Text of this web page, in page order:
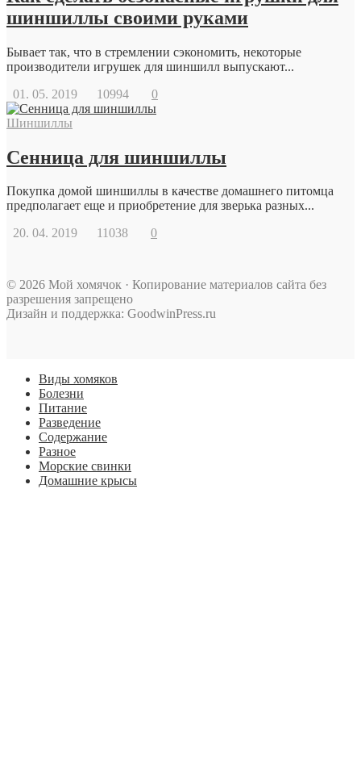
шиншиллы своими руками
Бывает так, что в стремлении сэкономить, некоторые
производители игрушек для шиншилл выпускают...
01. 05. 2019
10994 0
Шиншиллы
Сенница для шиншиллы
Покупка домой шиншиллы в качестве домашнего питомца
предполагает еще и приобретение для зверька разных...
20. 04. 2019
11038 0
© 2026 Мой хомячок · Копирование материалов сайта без
разрешения запрещено
Дизайн и поддержка: GoodwinPress.ru
Виды хомяков
Болезни
Питание
Разведение
Содержание
Разное
Морские свинки
Домашние крысы